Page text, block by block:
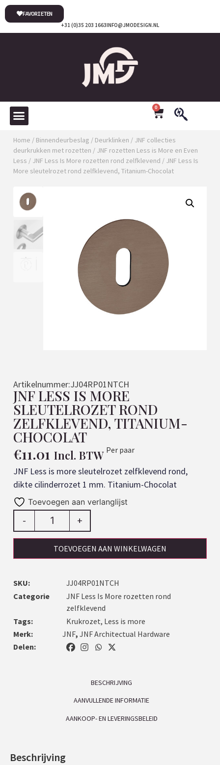
INFO@JMODESIGN.NL
+31 (0)35 203 1663
FAVORIETEN
0
Home / Binnendeurbeslag / Deurklinken / JNF collecties
deurkrukken met rozetten / JNF rozetten Less is More en Even
Less / JNF Less Is More rozetten rond zelfklevend / JNF Less Is
More sleutelrozet rond zelfklevend, Titanium-Chocolat
Artikelnummer:JJ04RP01NTCH
JNF LESS IS MORE
SLEUTELROZET ROND
ZELFKLEVEND, TITANIUM-
CHOCOLAT
€11.01 Incl. BTW Per paar
JNF Less is more sleutelrozet zelfklevend rond,
dikte cilinderrozet 1 mm. Titanium-Chocolat
Toevoegen aan verlanglijst
- +
TOEVOEGEN AAN WINKELWAGEN
SKU:
JJ04RP01NTCH
Categorie
JNF Less Is More rozetten rond
zelfklevend
Tags:
Krukrozet, Less is more
Merk:
JNF, JNF Architectual Hardware
Delen:
BESCHRIJVING
AANVULLENDE INFORMATIE
AANKOOP- EN LEVERINGSBELEID
Beschrijving